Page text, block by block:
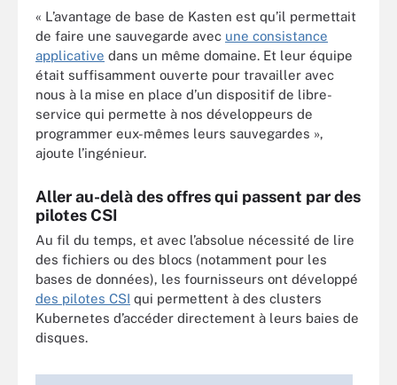
« L’avantage de base de Kasten est qu’il permettait
de faire une sauvegarde avec une consistance
applicative dans un même domaine. Et leur équipe
était suffisamment ouverte pour travailler avec
nous à la mise en place d’un dispositif de libre-
service qui permette à nos développeurs de
programmer eux-mêmes leurs sauvegardes »,
ajoute l’ingénieur.
Aller au-delà des offres qui passent par des
pilotes CSI
Au fil du temps, et avec l’absolue nécessité de lire
des fichiers ou des blocs (notamment pour les
bases de données), les fournisseurs ont développé
des pilotes CSI qui permettent à des clusters
Kubernetes d’accéder directement à leurs baies de
disques.